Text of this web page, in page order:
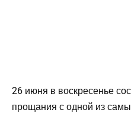
26 июня в воскресенье
прощания с одной из